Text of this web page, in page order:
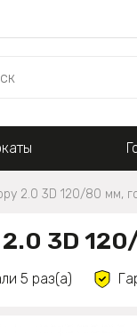
2.0 3D 120/80 мм,
3D
5 раз(а)